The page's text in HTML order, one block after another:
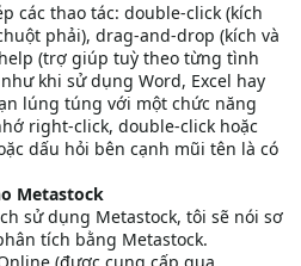
các thao tác: double-click (kích
phải), drag-and-drop (kích và
(trợ giúp tuỳ theo từng tình
khi sử dụng Word, Excel hay
lúng túng với một chức năng
right-click, double-click hoặc
dấu hỏi bên cạnh mũi tên là có
Metastock
sử dụng Metastock, tôi sẽ nói sơ
tích bằng Metastock.